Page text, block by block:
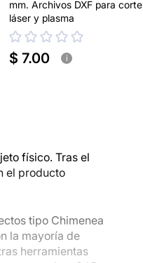
mm. Archivos DXF para corte
láser y plasma
$ 7.00 i
físico. Tras el
el producto
tipo Chimenea
la mayoría de
herramientas